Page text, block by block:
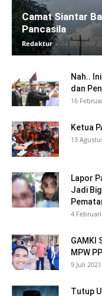
Camat Siantar
Pancasila
Redaktur - 14 Oktober
Nah..
dan
16
Ketua
13
Lapor
Jadi
4
GAMKI
MPW
9 Juli 2021
Tutup